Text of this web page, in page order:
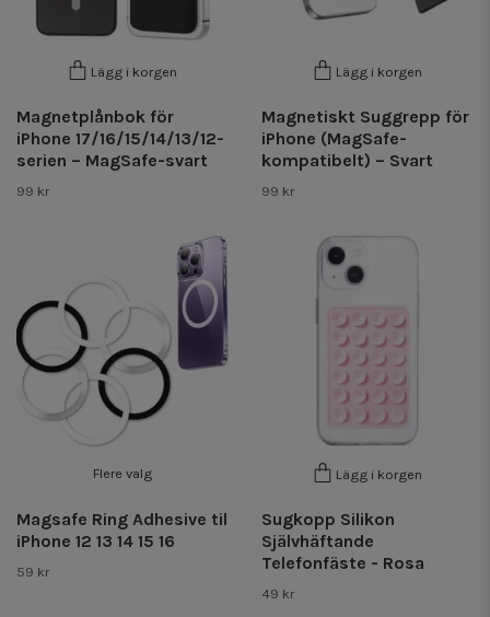
Lägg i korgen
Magnetplånbok för
iPhone 17/16/15/14/13/12-
serien – MagSafe-svart
99 kr
Lägg i korgen
Magnetiskt Suggrepp för
iPhone (MagSafe-
kompatibelt) – Svart
99 kr
Flere valg
Magsafe Ring Adhesive til
iPhone 12 13 14 15 16
59 kr
Lägg i korgen
Sugkopp Silikon
Självhäftande
Telefonfäste - Rosa
49 kr